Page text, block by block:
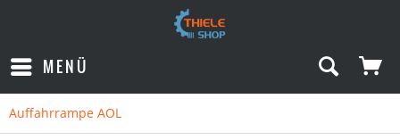
MENÜ
Auffahrrampe AOL